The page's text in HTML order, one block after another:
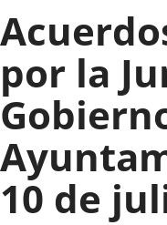
por la
10 de